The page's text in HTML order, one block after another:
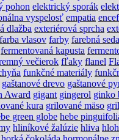
pohon elektrický sporák
vyspelosť empatia
dlažba exteriérová sprcha
farba vlasov farby farebná
fermentovaná kapusta
večierok fľaky flanel
funkčné materiály
gaštanové drevo gaštanové
Award gigant gingerol ginko
kura grilované mäso
green globe hebe
hliníkové žalúzie hliva hloh